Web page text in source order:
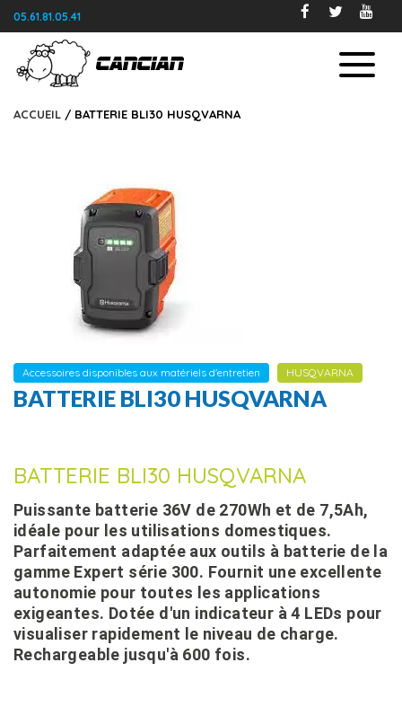
05.61.81.05.41
ACCUEIL / BATTERIE BLI30 HUSQVARNA
Accessoires disponibles aux matériels d'entretien HUSQVARNA
BATTERIE BLI30 HUSQVARNA
BATTERIE BLI30 HUSQVARNA
Puissante batterie 36V de 270Wh et de 7,5Ah,
idéale pour les utilisations domestiques.
Parfaitement adaptée aux outils à batterie de la
gamme Expert série 300. Fournit une excellente
autonomie pour toutes les applications
exigeantes. Dotée d'un indicateur à 4 LEDs pour
visualiser rapidement le niveau de charge.
Rechargeable jusqu'à 600 fois.